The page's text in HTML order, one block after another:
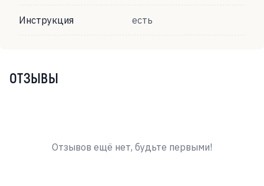
Инструкция есть
ОТЗЫВЫ
Отзывов ещё нет, будьте первыми!